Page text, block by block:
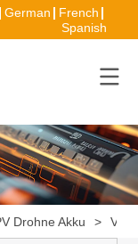
German
French
Spanish
Drohne Akku >